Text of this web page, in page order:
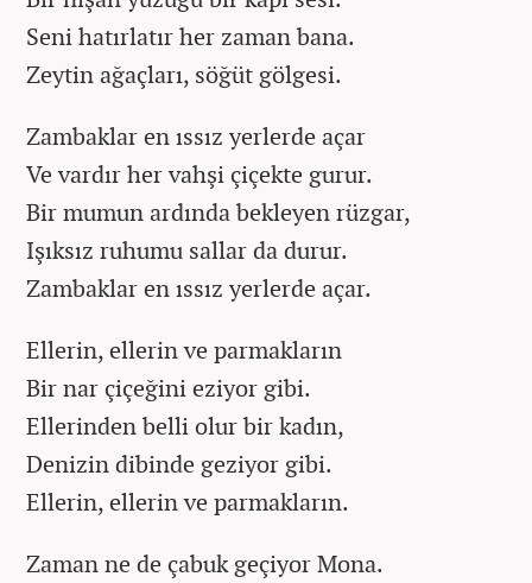
Seni hatırlatır her zaman bana.
Zeytin ağaçları, söğüt gölgesi.
Zambaklar en ıssız yerlerde açar
Ve vardır her vahşi çiçekte gurur.
Bir mumun ardında bekleyen rüzgar,
Işıksız ruhumu sallar da durur.
Zambaklar en ıssız yerlerde açar.
Ellerin, ellerin ve parmakların
Bir nar çiçeğini eziyor gibi.
Ellerinden belli olur bir kadın,
Denizin dibinde geziyor gibi.
Ellerin, ellerin ve parmakların.
Zaman ne de çabuk geçiyor Mona.